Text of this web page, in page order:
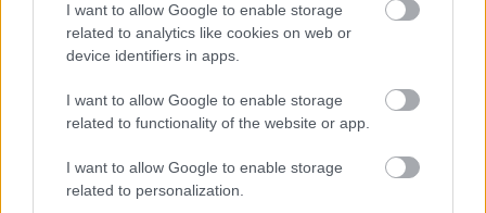
I want to allow Google to enable storage
related to analytics like cookies on web or
device identifiers in apps.
I want to allow Google to enable storage
related to functionality of the website or app.
I want to allow Google to enable storage
related to personalization.
arthurthedent
1 éve
: Tessék, itt egy lista arról, hogy
ukrajnában milyen pártok vannak a parlamentben:
en.wikipedia.org/wiki/List_of_political_parties_in_Uk